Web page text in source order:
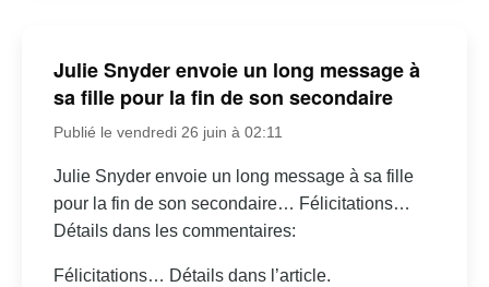
Julie Snyder envoie un long message à
sa fille pour la fin de son secondaire
Publié le vendredi 26 juin à 02:11
Julie Snyder envoie un long message à sa fille
pour la fin de son secondaire… Félicitations…
Détails dans les commentaires:
Félicitations… Détails dans l’article.